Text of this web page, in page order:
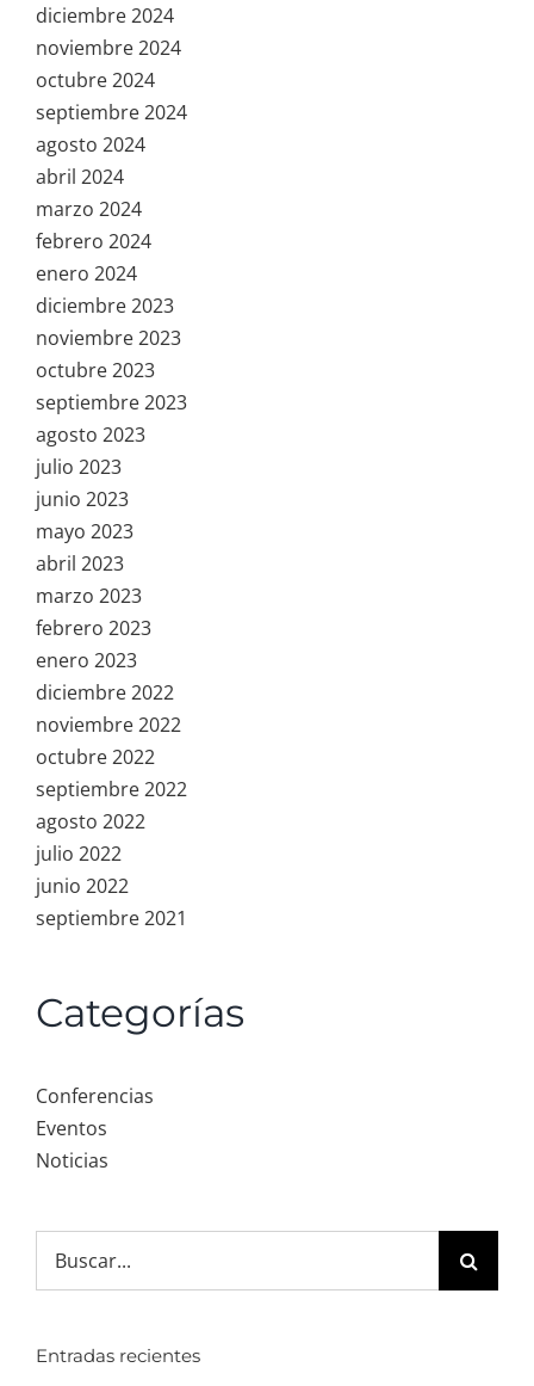
diciembre 2024
noviembre 2024
octubre 2024
septiembre 2024
agosto 2024
abril 2024
marzo 2024
febrero 2024
enero 2024
diciembre 2023
noviembre 2023
octubre 2023
septiembre 2023
agosto 2023
julio 2023
junio 2023
mayo 2023
abril 2023
marzo 2023
febrero 2023
enero 2023
diciembre 2022
noviembre 2022
octubre 2022
septiembre 2022
agosto 2022
julio 2022
junio 2022
septiembre 2021
Categorías
Conferencias
Eventos
Noticias
for:
Entradas recientes